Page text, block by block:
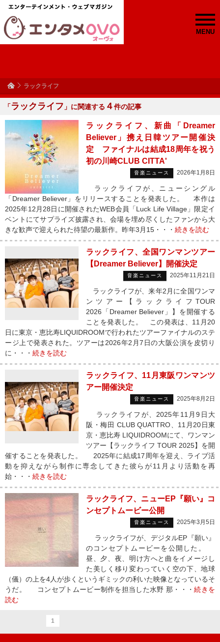
MENU
ラックライフ
「ラックライフ 」に関連する ４件の記事
ラックライフ、新曲「Dreamer
Believer」携え日韓ツアー開催決
定 ファイナルは結成18周年を祝う
初の川崎CLUB CITTA'
音楽ニュース 2026年1月8日
ラックライフが、ニューシングル
「Dreamer Believer」をリリースすることを発表した。 本作は
2025年12月28日に開催されたWEB会員「Luck Life Village」限定イ
ベントにてサプライズ披露され、会場を埋め尽くしたファンから大
きな歓声で迎えられた待望の最新作。昨年3月15・・・ 続きを読む
ラックライフ、全国ワンマンツアー
【Dreamer Believer】開催決定
音楽ニュース 2025年11月21日
ラックライフが、来年2月に全国ワンマ
ンツアー【ラックライフTOUR
2026「Dreamer Believer」】を開催する
ことを発表した。 この発表は、11月20
日に東京・恵比寿LIQUIDROOMで行われたツアーファイナルのステ
ージ上で発表された。ツアーは2026年2月7日の大阪公演を皮切り
に・・・ 続きを読む
ラックライフ、11月東阪ワンマンツ
アー開催決定
音楽ニュース 2025年8月2日
ラックライフが、2025年11月9日大
阪・梅田 CLUB QUATTRO、11月20日東
京・恵比寿 LIQUIDROOMにて、ワンマン
ツアー【ラックライフ TOUR 2025】を開
催することを発表した。 2025年に結成17周年を迎え、ライブ活
動を抑えながら制作に専念してきた彼らが11月より活動を再
始・・・ 続きを読む
ラックライフ、ニューEP『願い』コ
ンセプトムービー公開
音楽ニュース 2025年3月5日
ラックライフが、デジタルEP『願い』
のコンセプトムービーを公開した。
昼、夕、夜、明け方へと曲をイメージし
た美しく移り変わっていく空の下、地球
（儀）の上を4人が歩くというギミックの利いた映像となっているそ
うだ。 コンセプトムービー制作を担当した水野 那・・・続きを
読む
1